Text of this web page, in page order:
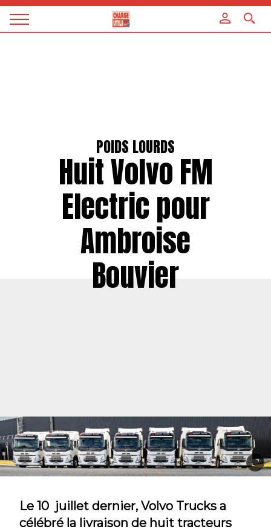
Magazine
POIDS LOURDS
Huit Volvo FM
Electric pour
Ambroise
Bouvier
Le 10 juillet dernier, Volvo Trucks a
célébré la livraison de huit tracteurs
Panneau de gestion des cookies